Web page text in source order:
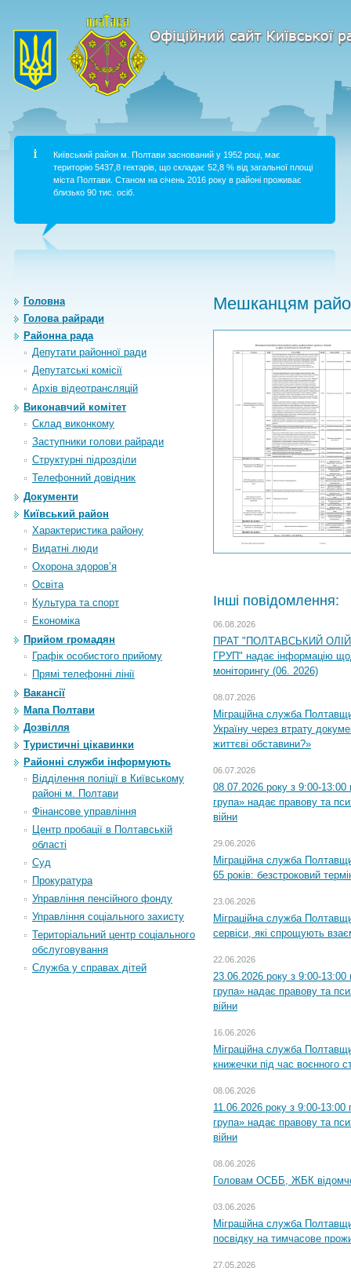
Київський район м. Полтави заснований у 1952 році, має
територію 5437,8 гектарів, що складає 52,8 % від загальної площі
міста Полтави. Станом на січень 2016 року в районі проживає
близько 90 тис. осіб.
Головна
Голова райради
Районна рада
Депутати районної ради
Депутатські комісії
Архiв вiдеотрансляцiй
Виконавчий комітет
Склад виконкому
Заступники голови райради
Структурні підрозділи
Телефонний довідник
Документи
Київський район
Характеристика району
Видатні люди
Охорона здоров’я
Освіта
Культура та спорт
Економіка
Прийом громадян
Графік особистого прийому
Прямі телефонні лінії
Вакансії
Мапа Полтави
Дозвілля
Туристичні цікавинки
Районні служби інформують
Відділення поліції в Київському
районі м. Полтави
Фінансове управління
Центр пробації в Полтавській
області
Суд
Прокуратура
Управління пенсійного фонду
Управління соціального захисту
Територіальний центр соціального
обслуговування
Служба у справах дітей
Мешканцям
Інші повідомлення:
06.08.2026
ПРАТ "ПОЛТАВСЬКИЙ
ГРУП" надає інформацію
моніторингу (06. 2026)
08.07.2026
Міграційна служба
Україну через втрату
життєві обставини?»
06.07.2026
08.07.2026 року з 9:00-13:00
група» надає правову та
війни
29.06.2026
Міграційна служба
65 років: безстроковий
23.06.2026
Міграційна служба
сервіси, які спрощують
22.06.2026
23.06.2026 року з 9:00-13:00
група» надає правову та
війни
16.06.2026
Міграційна служба
книжечки під час воєнного
08.06.2026
11.06.2026 року з 9:00-13:00
група» надає правову та
війни
08.06.2026
Головам ОСББ, ЖБК
03.06.2026
Міграційна служба
посвідку на тимчасове
27.05.2026